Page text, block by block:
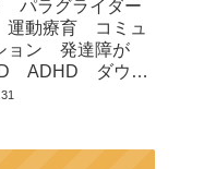
みらい市 坂東
市
パラグライダー
動療育 コミュ
ョン 発達障が
ADHD ダウン
達支援 放課後